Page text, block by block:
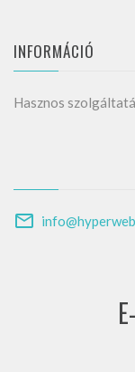
INFORMÁCIÓ
Hasznos